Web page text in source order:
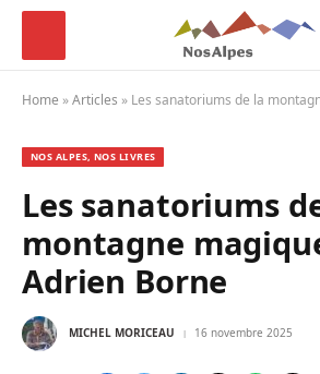
Home »Articles » Les sanatoriums de la montagne
NOS ALPES, NOS LIVRES
Les sanatoriums
montagne
Adrien Borne
MICHEL MORICEAU 16 novembre 2025